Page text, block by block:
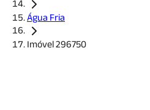
Água Fria
Imóvel 296750